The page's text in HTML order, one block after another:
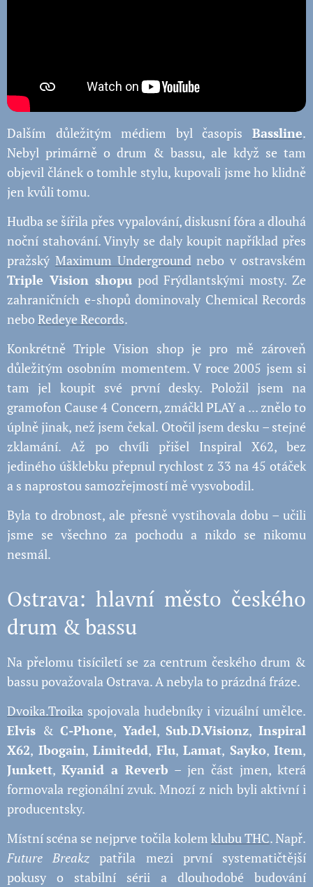
Dalším důležitým médiem byl časopis Bassline.
Nebyl primárně o drum & bassu, ale když se tam
objevil článek o tomhle stylu, kupovali jsme ho klidně
jen kvůli tomu.
Hudba se šířila přes vypalování, diskusní fóra a dlouhá
noční stahování. Vinyly se daly koupit například přes
pražský Maximum Underground nebo v ostravském
Triple Vision shopupod Frýdlantskými mosty. Ze
zahraničních e-shopů dominovaly Chemical Records
neboRedeye Records.
Konkrétně Triple Vision shop je pro mě zároveň
důležitým osobním momentem. V roce 2005 jsem si
tam jel koupit své první desky. Položil jsem na
gramofon Cause 4 Concern, zmáčkl PLAY a ... znělo to
úplně jinak, než jsem čekal. Otočil jsem desku – stejné
zklamání. Až po chvíli přišel Inspiral X62, bez
jediného úšklebku přepnul rychlost z 33 na 45 otáček
a s naprostou samozřejmostí mě vysvobodil.
Byla to drobnost, ale přesně vystihovala dobu – učili
jsme se všechno za pochodu a nikdo se nikomu
nesmál.
Ostrava: hlavní město českého
drum & bassu
Na přelomu tisíciletí se za centrum českého drum &
bassu považovala Ostrava. A nebyla to prázdná fráze.
Dvoika.Troika spojovala hudebníky i vizuální umělce.
Elvis &C-Phone, Yadel, Sub.D.Visionz,Inspiral
X62, Ibogain, Limitedd, Flu, Lamat, Sayko, Item,
Junkett, Kyanid a Reverb – jen část jmen, která
formovala regionální zvuk. Mnozí z nich byli aktivní i
producentsky.
Místní scéna se nejprve točila kolem klubu THC. Např.
Future Breakz patřila mezi první systematičtější
pokusy o stabilní sérii a dlouhodobé budování